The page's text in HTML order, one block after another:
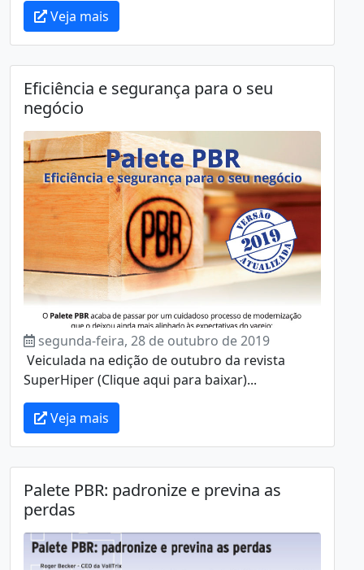
Veja mais
Eficiência e segurança para o seu
negócio
segunda-feira, 28 de outubro de 2019
Veiculada na edição de outubro da revista
SuperHiper (Clique aqui para baixar)...
Veja mais
Palete PBR: padronize e previna as
perdas